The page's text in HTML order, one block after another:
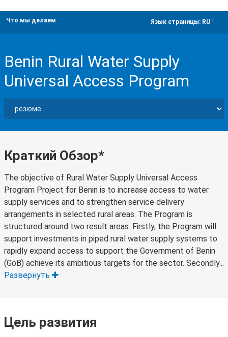
Что мы делаем Язык страницы: RU
Benin Rural Water Supply
Universal Access Program
Краткий Обзор*
The objective of Rural Water Supply Universal Access
Program Project for Benin is to increase access to water
supply services and to strengthen service delivery
arrangements in selected rural areas. The Program is
structured around two result areas. Firstly, the Program will
support investments in piped rural water supply systems to
rapidly expand access to support the Government of Benin
(GoB) achieve its ambitious targets for the sector. Secondly...
Развернуть
Цель развития